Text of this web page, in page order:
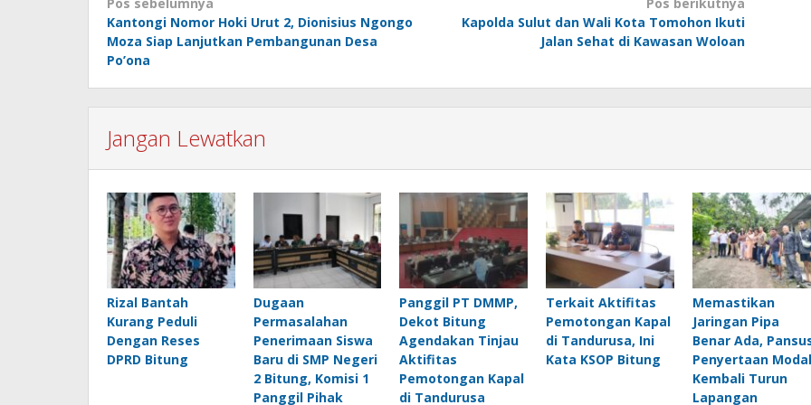
pos
Kantongi Nomor Hoki Urut 2, Dionisius Ngongo
Moza Siap Lanjutkan Pembangunan Desa
Po’ona
Kapolda Sulut dan Wali Kota Tomohon Ikuti
Jalan Sehat di Kawasan Woloan
Jangan Lewatkan
Rizal Bantah
Kurang Peduli
Dengan Reses
DPRD Bitung
Dugaan
Permasalahan
Penerimaan Siswa
Baru di SMP Negeri
2 Bitung, Komisi 1
Panggil Pihak
Panggil PT DMMP,
Dekot Bitung
Agendakan Tinjau
Aktifitas
Pemotongan Kapal
di Tandurusa
Terkait Aktifitas
Pemotongan Kapal
di Tandurusa, Ini
Kata KSOP Bitung
Memastikan
Jaringan Pipa
Benar Ada,
Penyertaan Modal
Kembali Turun
Lapangan